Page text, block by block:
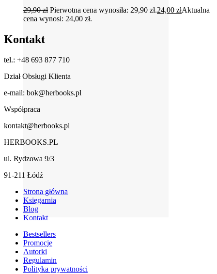
29,90zł Pierwotna cena wynosiła: 29,90 zł.24,00 złAktualna
cena wynosi: 24,00 zł.
Kontakt
tel.: +48 693 877 710
Dział Obsługi Klienta
e-mail: bok@herbooks.pl
Współpraca
kontakt@herbooks.pl
HERBOOKS.PL
ul. Rydzowa 9/3
91-211 Łódź
Strona główna
Księgarnia
Blog
Kontakt
Bestsellers
Promocje
Autorki
Regulamin
Polityka prywatności